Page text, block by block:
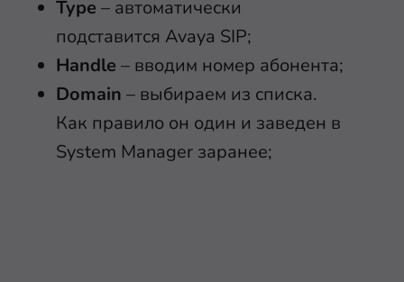
Type – автоматически
подставится Avaya SIP;
Handle – вводим номер абонента;
Domain – выбираем из списка.
Как правило он один и заведен в
System Manager заранее;